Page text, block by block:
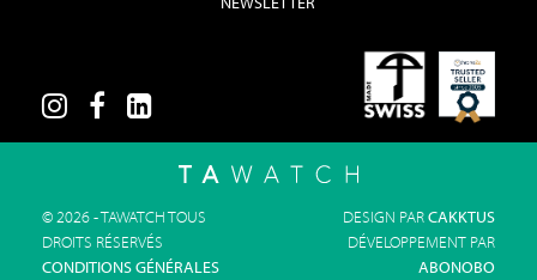
© 2026 - TAWATCH TOUS
DROITS RÉSERVÉS
CONDITIONS GÉNÉRALES
DESIGN PARCAKKTUS
DÉVELOPPEMENT PAR
ABONOBO